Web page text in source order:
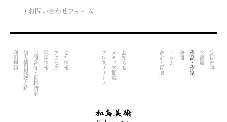
→ お問い合わせフォーム
定期催事
企画展
作品・作家
空間
コラム
査定・買取
お知らせ
メディア掲載
プレスリリース
会社情報
アクセス
採用情報
お問合せ・資料請求
個人情報保護方針
利用規約